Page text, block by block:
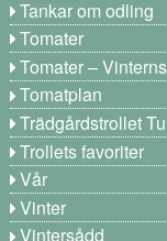
Tankar om odling
Tomater
Tomater –
Tomatplan
Trädgårdstrollet
Trollets favoriter
Vår
Vinter
Vintersådd